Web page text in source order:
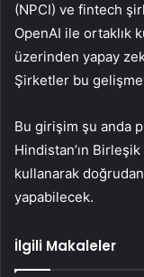
(NPCI) ve fintech
OpenAI ile ortaklık
üzerinden yapay
Şirketler bu
Bu girişim şu anda
Hindistan’ın
kullanarak
yapabilecek.
İlgili Makaleler